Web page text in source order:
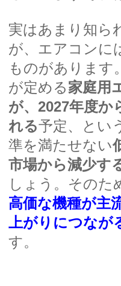
実はあまり知ら
が、エアコンに
ものがあります
が定める家庭用
が、2027年度か
れる予定、とい
準を満たせない
市場から減少す
しょう。そのた
高価な機種が主
上がりにつなが
す。